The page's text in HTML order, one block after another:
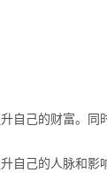
自己的财富。同
自己的人脉和影